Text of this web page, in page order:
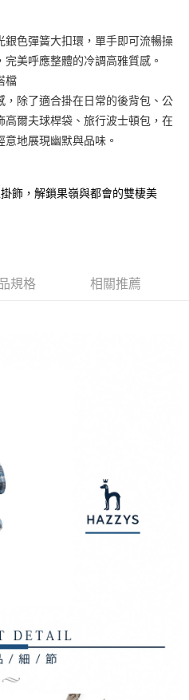
示未達大哥付你分期系統評分，恕無
你分期」於每月結算日後寄送繳費提
超商條碼／台灣大直營門市／銀行轉
路繳費。
司」（以下簡稱本公司）所提供，讓
本公司帳單繳交帳款。
之契約關係目的，商店將以您的個人
料之確認、核對及更正。
不需儲值。
即可結帳。
付款。
」後，將跳轉至「AFTEE先享後付」
後，即可完成結帳。
通知簡訊。
擊此簡訊中的連結，可透過四大超商／
款，方視為交易完成。
訂單仍視為有效，需透過AFTEE先享
」之結帳頁面顯示為準，若有關於
相關疑問，請聯繫「AFTEE先享後付
資料，並將交易相關給付款項請求債
度不足之情形，本公司將視審查結果
資訊註冊。若發現惡意使用之情形，
戶之使用額度並採取法律行動。
銀色彈簧大扣環，單手即可流暢操
美呼應整體的冷調高雅質感。
檔
，除了適合掛在日常的後背包、公
高爾夫球桿袋、旅行波士頓包，在
地展現幽默與品味。
飾，解鎖果嶺與都會的雙棲美
規格 相關推薦